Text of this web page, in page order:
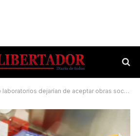
dejarían de aceptar obras sociales y prepagas en Corrientes